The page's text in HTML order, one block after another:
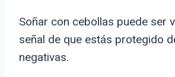
Soñar con cebollas puede ser
señal de que estás protegido
negativas.